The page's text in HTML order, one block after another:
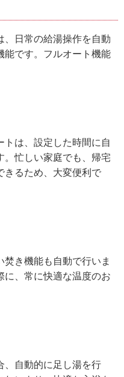
、日常の給湯操作を自動
能です。フルオート機能
トは、設定した時間に自
。忙しい家庭でも、帰宅
きるため、大変便利で
き機能も自動で行いま
に、常に快適な温度のお
、自動的に足し湯を行